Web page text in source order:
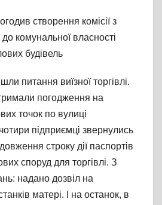
створення комісії з
комунальної власності
будівель
питання виїзної торгівлі.
погодження на
точок по вулиці
підприємці звернулись
строку дії паспортів
споруд для торгівлі. З
надано дозвіл на
матері. І на останок, в